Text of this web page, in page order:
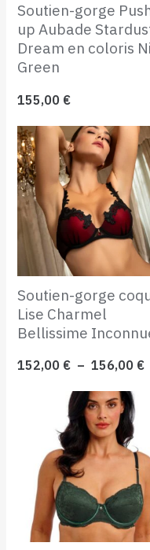
Soutien-gorge
up Aubade
Dream en coloris
Green
155,00 €
Soutien-gorge
Lise Charmel
Bellissime
152,00 € – 156,00 €
à